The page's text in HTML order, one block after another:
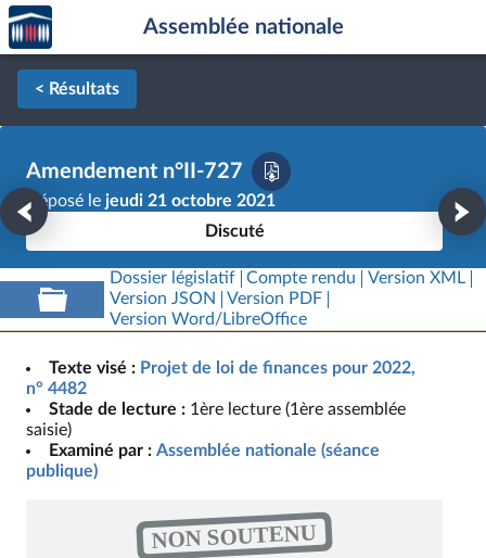
Aller au contenu
Aller en bas de la page
Accèder
à la
page
d'accueil
Assemblée nationale
< Résultats
Amendement n°II-727
Déposé le jeudi 21 octobre 2021
Discuté
Dossier législatif Compte rendu
Version XML
Version JSON
Version PDF
Version Word/LibreOffice
Texte visé : Projet de loi de finances pour 2022,
n° 4482
Stade de lecture : 1ère lecture (1ère assemblée
saisie)
Examiné par : Assemblée nationale (séance
publique)
NON SOUTENU